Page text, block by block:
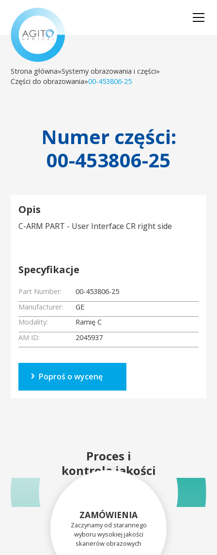
Strona główna»Systemy obrazowania i części»
Części do obrazowania»00-453806-25
Numer części:
00-453806-25
Opis
C-ARM PART - User Interface CR right side
Specyfikacje
Part Number:
00-453806-25
Manufacturer:
GE
Modality:
Ramię C
AM ID:
2045937
Poproś o wycenę
Proces i
kontrola jakości
ZAMÓWIENIA
Zaczynamy od starannego
wyboru wysokiej jakości
skanerów obrazowych